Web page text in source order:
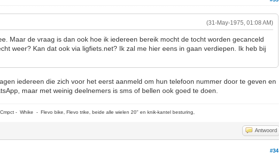
(31-May-1975, 01:08 AM)
Maar de vraag is dan ook hoe ik iedereen bereik mocht de tocht worden gecanceld
weer? Kan dat ook via ligfiets.net? Ik zal me hier eens in gaan verdiepen. Ik heb bij
iedereen die zich voor het eerst aanmeld om hun telefoon nummer door te geven en
maar met weinig deelnemers is sms of bellen ook goed te doen.
- Whike - Flevo bike, Flevo trike, beide alle wielen 20" en knik-kantel besturing,
Antwoord
#34